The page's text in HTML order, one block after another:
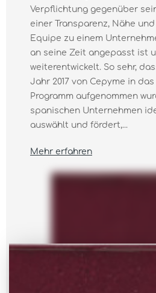
Verpflichtung gegenüber
einer Transparenz, Nähe
Equipe zu einem
an seine Zeit angepasst ist
weiterentwickelt. So sehr,
Jahr 2017 von Cepyme in
Programm aufgenommen
spanischen Unternehmen
auswählt und fördert,...
Mehr erfahren